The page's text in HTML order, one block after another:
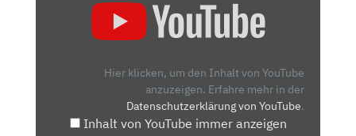
Hier klicken, um den Inhalt von YouTube
anzuzeigen. Erfahre mehr in der
Datenschutzerklärung von YouTube.
Inhalt von YouTube immer anzeigen